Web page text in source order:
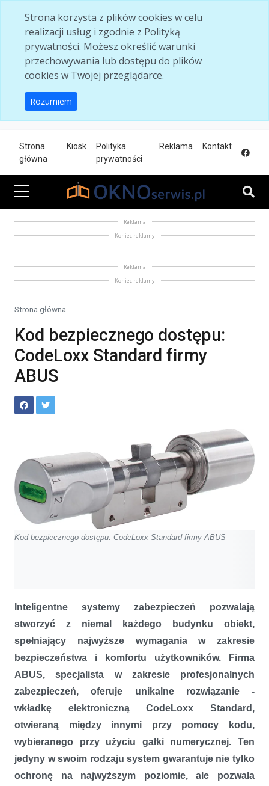
Strona korzysta z plików cookies w celu
realizacji usług i zgodnie z Polityką
prywatności. Możesz określić warunki
przechowywania lub dostępu do plików
cookies w Twojej przeglądarce.
Rozumiem
Strona
główna
Kiosk
Polityka
prywatności
Reklama Kontakt
Reklama
Koniec reklamy
Reklama
Koniec reklamy
Strona główna
Kod bezpiecznego dostępu:
CodeLoxx Standard firmy
ABUS
Kod bezpiecznego dostępu: CodeLoxx Standard firmy ABUS
Inteligentne systemy zabezpieczeń pozwalają
stworzyć z niemal każdego budynku obiekt,
spełniający najwyższe wymagania w zakresie
bezpieczeństwa i komfortu użytkowników. Firma
ABUS, specjalista w zakresie profesjonalnych
zabezpieczeń, oferuje unikalne rozwiązanie -
wkładkę elektroniczną CodeLoxx Standard,
otwieraną między innymi przy pomocy kodu,
wybieranego przy użyciu gałki numerycznej. Ten
jedyny w swoim rodzaju system gwarantuje nie tylko
ochronę na najwyższym poziomie, ale pozwala